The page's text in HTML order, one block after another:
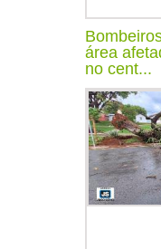
área
no cent...